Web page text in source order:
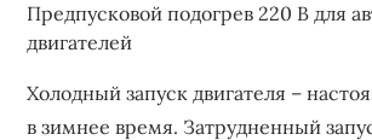
Предпусковой подогрев 220 В для
двигателей
Холодный запуск двигателя –
в зимнее время. Затрудненный